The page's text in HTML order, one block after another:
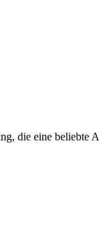
die eine beliebte